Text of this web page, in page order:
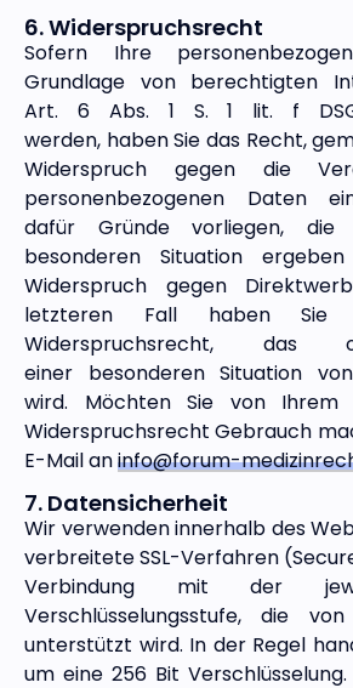
6. Widerspruchsrecht
Sofern Ihre
Grundlage von berechtigten
Art. 6 Abs. 1 S. 1 lit. f
werden, haben Sie das Recht,
Widerspruch gegen die
personenbezogenen Daten
dafür Gründe vorliegen,
besonderen Situation
Widerspruch gegen
letzteren Fall haben Sie
Widerspruchsrecht, das
einer besonderen Situation
wird. Möchten Sie von Ihrem
Widerspruchsrecht Gebrauch
E-Mail aninfo@forum-
7. Datensicherheit
Wir verwenden innerhalb des
verbreitete SSL-Verfahren
Verbindung mit der
Verschlüsselungsstufe, die
unterstützt wird. In der Regel
um eine 256 Bit